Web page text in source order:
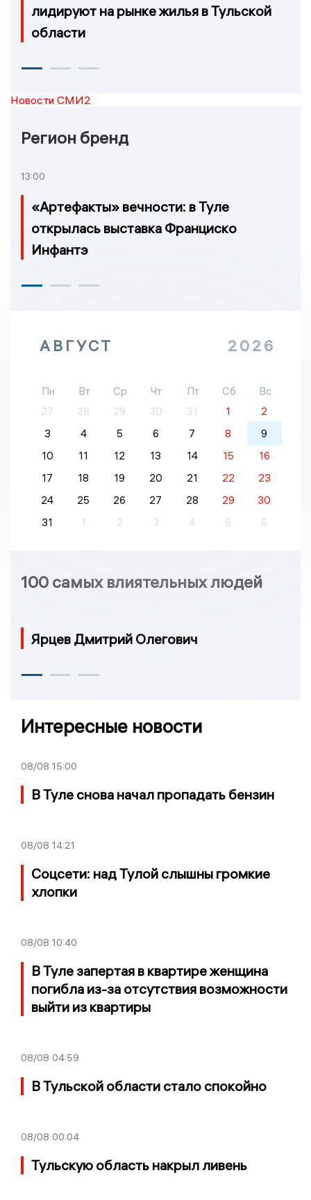
лидируют на рынке жилья в Тульской
области
Новости СМИ2
Регион бренд
13:00
«Артефакты» вечности: в Туле
открылась выставка Франциско
Инфантэ
АВГУСТ 2026
Пн Вт Ср Чт Пт Сб
Вс
27
28 29 30 31 1
2
3
4 5 6 7 8
9
10
11 12 13 14 15
16
17
18 19 20 21 22
23
24
25 26 27 28 29
30
31
1 2 3 4 5 6
100 самых влиятельных людей
Ярцев Дмитрий Олегович
Интересные новости
08/08 15:00
В Туле снова начал пропадать бензин
08/08 14:21
Соцсети: над Тулой слышны громкие
хлопки
08/08 10:40
В Туле запертая в квартире женщина
погибла из-за отсутствия возможности
выйти из квартиры
08/08 04:59
В Тульской области стало спокойно
08/08 00:04
Тульскую область накрыл ливень